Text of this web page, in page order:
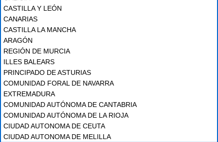
CASTILLA Y LEÓN
CANARIAS
CASTILLA LA MANCHA
ARAGÓN
REGIÓN DE MURCIA
ILLES BALEARS
PRINCIPADO DE ASTURIAS
COMUNIDAD FORAL DE NAVARRA
EXTREMADURA
COMUNIDAD AUTÓNOMA DE CANTABRIA
COMUNIDAD AUTÓNOMA DE LA RIOJA
CIUDAD AUTONOMA DE CEUTA
CIUDAD AUTONOMA DE MELILLA